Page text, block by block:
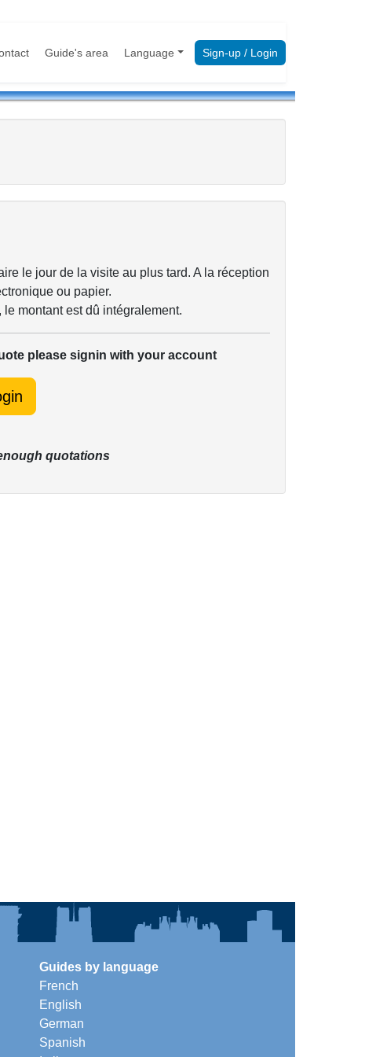
Guide's area Language Sign-up / Login
le jour de la visite au plus tard. A la réception
ou papier.
montant est dû intégralement.
please signin with your account
quotations
Guides by language
French
English
German
Spanish